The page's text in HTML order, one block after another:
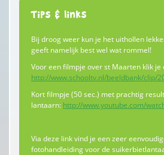
Tips & links
Bij droog weer kun je het uithollen
geeft namelijk best wel wat rommel!
Voor een filmpje over st Maarten klik je
http://www.schooltv.nl/beeldbank/clip/
Kort filmpje (50 sec.) met prachtig
lantaarn: http://www.youtube.com/
Via deze link vind je een zeer
fotohandleiding voor de